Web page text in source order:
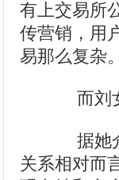
有上交易所
传营销，用
易那么复杂
而刘女
据她介
关系相对而